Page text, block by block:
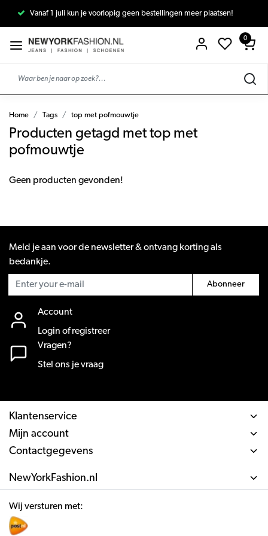
Vanaf 1 juli kun je voorlopig geen bestellingen meer plaatsen!
0
Home Tags top met pofmouwtje
Producten getagd met top met
pofmouwtje
Geen producten gevonden!
Meld je aan voor de newsletter & ontvang korting als
bedankje.
Abonneer
Account
Login of registreer
Vragen?
Stel ons je vraag
Klantenservice
Mijn account
Contactgegevens
NewYorkFashion.nl
Wij versturen met: